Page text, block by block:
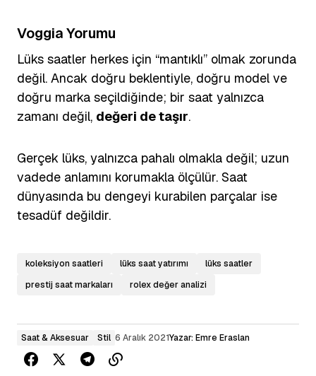
Voggia Yorumu
Lüks saatler herkes için “mantıklı” olmak zorunda
değil. Ancak doğru beklentiyle, doğru model ve
doğru marka seçildiğinde; bir saat yalnızca
zamanı değil, değeri de taşır.
Gerçek lüks, yalnızca pahalı olmakla değil; uzun
vadede anlamını korumakla ölçülür. Saat
dünyasında bu dengeyi kurabilen parçalar ise
tesadüf değildir.
koleksiyon saatleri lüks saat yatırımı
lüks saatler
prestij saat markaları
rolex değer analizi
Saat & Aksesuar Stil 6 Aralık 2021Yazar: Emre Eraslan